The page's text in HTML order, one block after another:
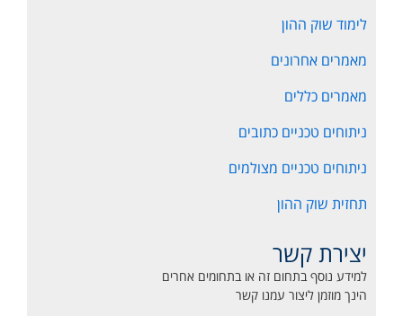
לימוד שוק ההון
מאמרים אחרונים
מאמרים כללים
ניתוחים טכניים כתובים
ניתוחים טכניים מצולמים
תחזית שוק ההון
יצירת קשר
למידע נוסף בתחום זה או בתחומים אחרים
הינך מוזמן ליצור עמנו קשר